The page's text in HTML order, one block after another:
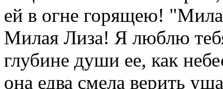
ей в огне горящею!
Милая Лиза! Я люблю
глубине души ее, как
она едва смела верить